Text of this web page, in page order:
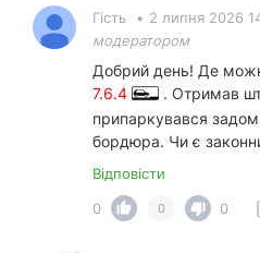
Гість • 2 липня 2026
модератором
Добрий день! Де
7.6.4
. Отримав
припаркувався
бордюра. Чи є
Відповісти
0
0 0